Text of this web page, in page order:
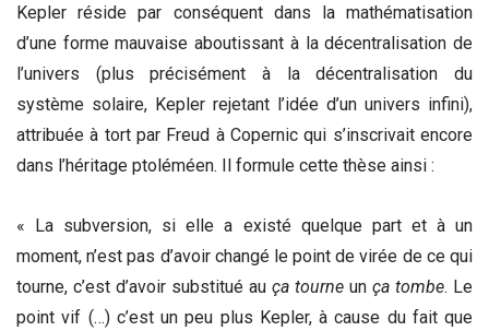
Kepler réside par conséquent dans la mathématisation
d’une forme mauvaise aboutissant à la décentralisation de
l’univers (plus précisément à la décentralisation du
système solaire, Kepler rejetant l’idée d’un univers infini),
attribuée à tort par Freud à Copernic qui s’inscrivait encore
dans l’héritage ptoléméen. Il formule cette thèse ainsi :
« La subversion, si elle a existé quelque part et à un
moment, n’est pas d’avoir changé le point de virée de ce qui
tourne, c’est d’avoir substitué au ça tourne un ça tombe. Le
point vif (…) c’est un peu plus Kepler, à cause du fait que